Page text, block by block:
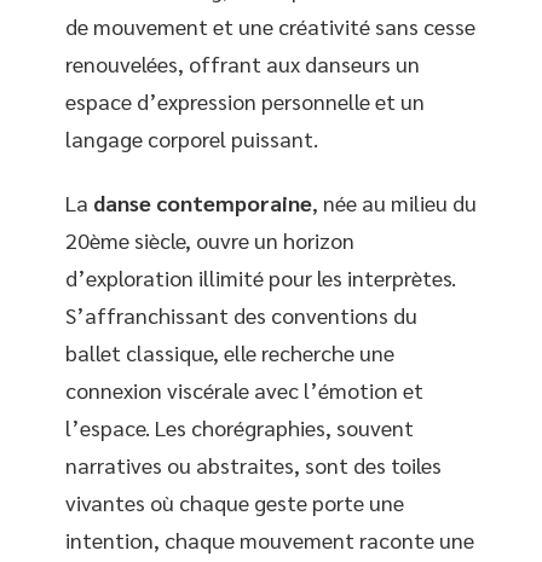
de mouvement et une créativité sans cesse
renouvelées, offrant aux danseurs un
espace d’expression personnelle et un
langage corporel puissant.
La danse contemporaine, née au milieu du
20ème siècle, ouvre un horizon
d’exploration illimité pour les interprètes.
S’affranchissant des conventions du
ballet classique, elle recherche une
connexion viscérale avec l’émotion et
l’espace. Les chorégraphies, souvent
narratives ou abstraites, sont des toiles
vivantes où chaque geste porte une
intention, chaque mouvement raconte une